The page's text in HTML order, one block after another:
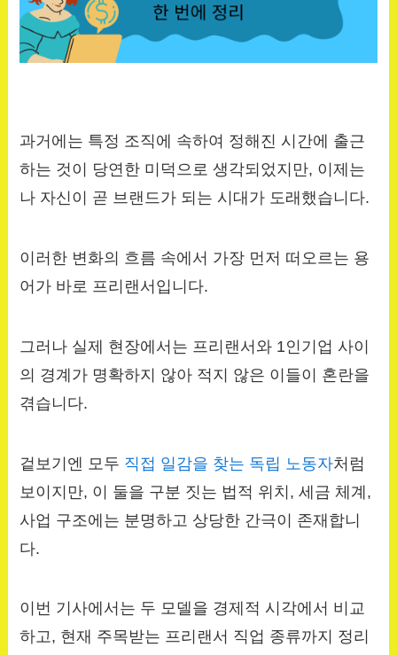
과거에는 특정 조직에 속하여 정해진 시간에 출근
하는 것이 당연한 미덕으로 생각되었지만, 이제는
나 자신이 곧 브랜드가 되는 시대가 도래했습니다.
이러한 변화의 흐름 속에서 가장 먼저 떠오르는 용
어가 바로 프리랜서입니다.
그러나 실제 현장에서는 프리랜서와 1인기업 사이
의 경계가 명확하지 않아 적지 않은 이들이 혼란을
겪습니다.
겉보기엔 모두 직접 일감을 찾는 독립 노동자처럼
보이지만, 이 둘을 구분 짓는 법적 위치, 세금 체계,
사업 구조에는 분명하고 상당한 간극이 존재합니
다.
이번 기사에서는 두 모델을 경제적 시각에서 비교
하고, 현재 주목받는 프리랜서 직업 종류까지 정리